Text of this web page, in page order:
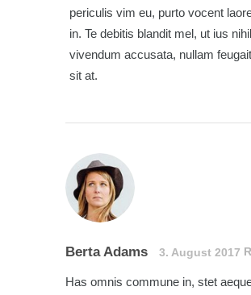
periculis vim eu, purto vocent
in. Te debitis blandit mel, ut ius nihil
vivendum accusata, nullam
sit at.
Berta Adams 3. August 2017
Has omnis commune in, stet